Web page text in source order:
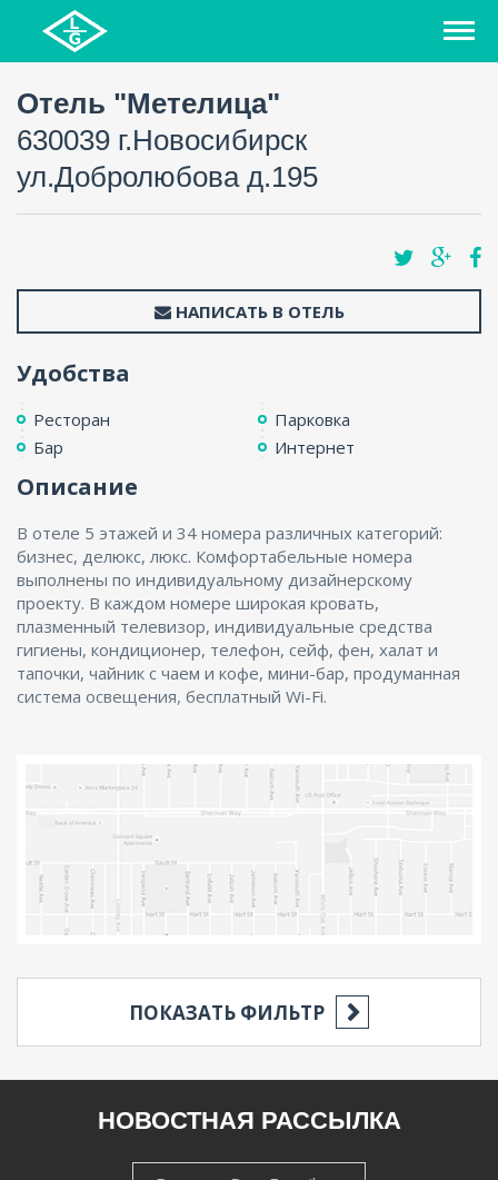
Отель "Метелица"
630039 г.Новосибирск
ул.Добролюбова д.195
НАПИСАТЬ В ОТЕЛЬ
Удобства
Ресторан
Бар
Парковка
Интернет
Описание
В отеле 5 этажей и 34 номера различных категорий:
бизнес, делюкс, люкс. Комфортабельные номера
выполнены по индивидуальному дизайнерскому
проекту. В каждом номере широкая кровать,
плазменный телевизор, индивидуальные средства
гигиены, кондиционер, телефон, сейф, фен, халат и
тапочки, чайник с чаем и кофе, мини-бар, продуманная
система освещения, бесплатный Wi-Fi.
ПОКАЗАТЬ ФИЛЬТР
НОВОСТНАЯ РАССЫЛКА